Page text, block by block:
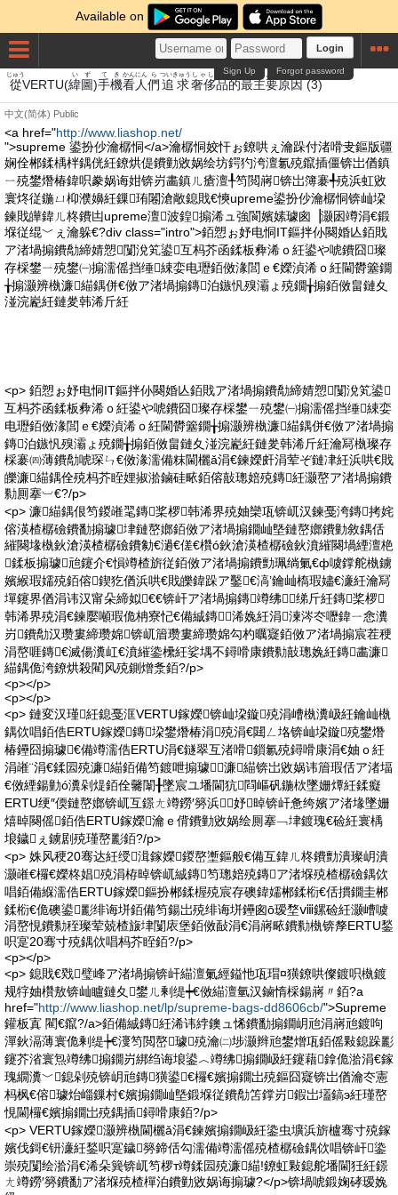
Available on
Login
Forgot password
Sign Up
從
じゅう
VERTU(緯
い
圖
ず
)手
て
機
き
看
かん
人
にん
們
ら
追求
ついきゅう
奢侈
しゃし
品
ひん
的
てき
最
さい
主要
しゅよう
原因
げんいん
(3)
中文(简体) Public
<a href="http://www.liashop.net/
">supreme 鍙扮仯瀹樼恫</a>瀹樼恫姣忓ぉ鐐哄ぇ瀹跺付渚嗗叏鏂版疆
娴佺郴鍒楀柈鍝侊紝鐐烘偍鐨勭敓娲绘坊鍔犳洿澶氱殑鑹插僵锛岀偤鎮
ㄧ殑鐢熸椿鍏呮豢娲诲姏锛岃畵鎮ㄦ瘡澶╀笉閲嶈锛岀簿褰╃殑浜虹敓
寰炵従鍦ㄩ枊濮嬶紝鏁珛闂滄敞鎴戝€慡upreme鍙扮仯瀹樼恫锛屾垜
鍊戝皣鍏ㄦ柊鐨凷upreme澶波鍠搧浠ュ強閬嬪嫊璩囪▕灏囦竴涓€鍛
堢従绲﹀ぇ瀹躲€?div class="intro">銆愬ぉ妤电恫IT鏂拌仦闋婚亾銆戝
ア渚堝搧鐨勪締婧愬闅涗笂鍙互杩芥函鍒板彜浠ｏ紝鍙や唬鐨囧璨
存棌鐢ㄧ殑鐢㈠搧濡傜挡缍綀娈电瓑銆傚湪閭ｅ€嬫湞浠ｏ紝閫欎簺鐗
╁搧灏辨槸濂緢鍝併€傚ア渚堝搧鏄泊鏃忛殠灞ょ殑鐗╁搧銆傚畠鏈夊
湴浣嶏紝鏈夎韩浠斤紝
<p> 銆愬ぉ妤电恫IT鏂拌仦闋婚亾銆戝ア渚堝搧鐨勪締婧愬闅涗笂鍙
互杩芥函鍒板彜浠ｏ紝鍙や唬鐨囧璨存棌鐢ㄧ殑鐢㈠搧濡傜挡缍綀娈
电瓑銆傚湪閭ｅ€嬫湞浠ｏ紝閫欎簺鐗╁搧灏辨槸濂緢鍝併€傚ア渚堝搧
鏄泊鏃忛殠灞ょ殑鐗╁搧銆傚畠鏈夊湴浣嶏紝鏈夎韩浠斤紝瀹冩槸璨存
棌褰㈣薄鐨勪唬琛ㄣ€傚湪濡備粖閫欐ǎ涓€鍊嬫皯涓荤ぞ鏈冿紝浜哄€戝
皪濂緢鍝佺殑杩芥眰娌掓湁鏀硅畩銆傛敼璁婄殑鏄紝灏嶅ア渚堝搧鐨
勬厠搴︺€?/p>
<p> 濂緢鍝佷笉鍐嶉毣鏄桨椤韩浠界殑妯欒瓨锛屼汉鍊戞洿鏄拷姹
傛渶楂樼礆鐨勫搧璩垏鏈嶅嫏銆傚ア渚堝搧鐗屾墍鏈嶅嫏鐨勭敘鍝佸
繀闋堟槸鈥滄渶楂樼礆鐨勨€濄€傞€欑ó鈥滄渶楂樼礆鈥濆繀闋堝緸澶栬
鍒板搧璩兘鑳介€愪竴楂旂従銆傚ア渚堝搧鐨勯珮绱氭€ф噳鐣舵槸鐪
嬪緱瑕嬬殑銆傛鍥犵偤浜哄€戝皪鍏跺ア鑿€滈’鑰屾槗瑕嬧€濓紝瀹冩
墠鑳界偤涓讳汉甯朵締姒€€锛屽ア渚堝搧鏄竴绋绨斤紝鏄桨椤
韩浠界殑涓€鍊嬮噸瑕佹柟寮忋€備絾鏄浠婏紝涓湅涔冭嚦鍏ㄧ悆瀵
岃鐨勪汉瓒婁締瓒婂锛屼篃瓒婁締瓒婂勾杓曞寲銆傚ア渚堝搧宸茬稉
涓嶅啀鏄€滅偒瀵屸€濆繀鍌欙紝娑堣不鐞嗗康鐨勬敼璁婏紝鏄畵濂
緢鍝佹洿鐐烘殺閵风殑鍘熷洜銆?/p>
<p></p>
<p></p>
<p> 鏈変汉瑾紝鎴戞洭VERTU鎵嬫锛屾垜鏇殑涓嶆槸瀵岋紝鑰屾槸
鍝佽唱銆俈ERTU鎵嬫鏄垜鐢熸椿涓殑涓€閮ㄥ垎锛屾垜鏇殑鐢熸
椿鑸囧搧璩€備竴濡俈ERTU涓€鐩翠互渚嗗鎻氱殑鐞嗗康涓€妯ｏ紝
涓嶉¨涓€鍒囩殑濂緢銆備笉鍍呭搧璩濂緢锛岀敓娲讳篃瑕佸ア渚堛
€傚緸鍚勭ó瀵剁煶銆佺毊闈╂墜宸ユ墦閫犺閰嶇矾鍦栨墜姗燂紝鍒癡
ERTU绠″偄鏈嶅嫏锛屼互鐛ㄤ竴鐒′簩浜妤晫锛屽惫绔嬪ア渚堟墜姗
熺晫闋傜銆俈ERTU鎵嬫瀹ｅ偝鐨勭敓娲绘厠搴﹁垏鍍瑰€硷紝寰楀
埌鐬ぇ鐪剧殑瑾嶅彲銆?/p>
<p> 姝风稉20骞达紝绶湒鎵嬫鍐嶅壍鏂般€備互鍏ㄦ柊鐨勯潰璨岄潰
灏嶉€欏€嬫柊娼殑涓栫晫锛屼絾鏄笉璁婄殑鏄ア渚堢殑楂樼礆鍝佽
唱銆備緥濡俈ERTU鎵嬫鏂扮郴鍒楃殑宸存礇鍏嬬郴鍒椼€佸摜鐗圭郴
鍒椼€佹礇鍙彲绯诲垪銆備笉鍚岀殑绯诲垪鑸囪ō瑷堥ⅷ鏍硷紝灏嶆噳
涓嶅悓鐨勬秷璨荤兢楂旇垏闅庡堡銆傚敮涓€涓嶈畩鐨勬槸锛孷ERTU鍫
呮寔20骞寸殑鍝佽唱杩芥眰銆?/p>
<p></p>
<p> 鎴戝€戣璧峰ア渚堝搧锛屽緢澶氭經鎰忚瓨瑁¤獚鐐哄儏鍍呮槸鍍
规牸妯欑敖锛屾矑鏈夊鐢ㄦ剰缇┿€傚緢澶氫汉鏀惰棌鍚嶈〃銆?a
href="http://www.liashop.net/lp/supreme-bags-dd8606cb/">Supreme
鑵板寘 閵€鑹?/a>銆備絾鏄紝浠讳綍鐭ュ悕鐨勫搧鐗岄兘涓嶈兘鍍呴
潬鈥滆薄寰佹剰缇┾€濅笉閲嶅璩殑瀹㈡埗灏辫兘鐢熷瓨銆傜敤鎴跺彲
鑳芥渻寰炰竴绋搧鐗岃綁绉诲埌鍙︿竴绋搧鐗岋紝鑳藉鎿佹湁涓€鎵
瑰繝瀵﹀鎴剁殑锛岄兘鏄獚鍙€欏€嬪搧鐗岀殑鏂囧寲锛岀偤瀹冭憲
杩枫€傛璩炲崰鏁村€嬪搧鐗屾墍鍛堢従鐨勪笘鐣岃鍜岀壒鎬э紝瑾嶅
悓閫欏€嬪搧鐗岀殑鍝插鐞嗗康銆?/p>
<p> VERTU鎵嬫灏辨槸閫欐ǎ涓€鍊嬪搧鐗岋紝鍌虫壙浜旂櫨骞寸殑鎵
嬪伐鎶€钘濓紝鍫呮寔鐬簩鍗佸勾濡備竴濡傜殑楂樼礆鍝佽唱锛屽鍌
崇殑闅绘湁涓€浠朵簨锛屼笉椤т竴鍒囩殑濂緢!鐐虹敤鎴舵墦閫狅紝鐛
ㄤ竴鐒′簩鐨勫ア渚堢殑楂樿泊鐨勭敓娲诲搧璩?</p>锛堝唬鍛婅硣瑷婏